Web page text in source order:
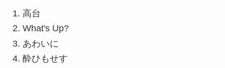
高台
What's Up?
あわいに
酔ひもせす